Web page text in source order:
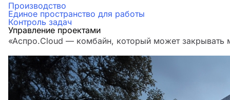
Производство
Единое пространство для работы
Контроль задач
Управление проектами
«Аспро.Cloud — комбайн, который может закрывать